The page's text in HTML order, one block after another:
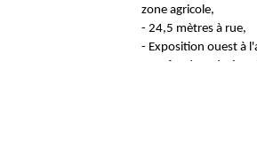
zone agricole,
- 24,5 mètres à rue,
- Exposition ouest à
- Terrain en légère